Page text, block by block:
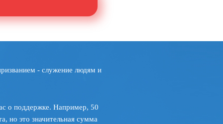
- служение людям и
о поддержке. Например, 50
но это значительная сумма